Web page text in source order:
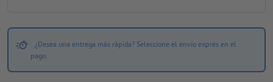
¿Desea una entrega más rápida? Seleccione el envío exprés en el
pago.